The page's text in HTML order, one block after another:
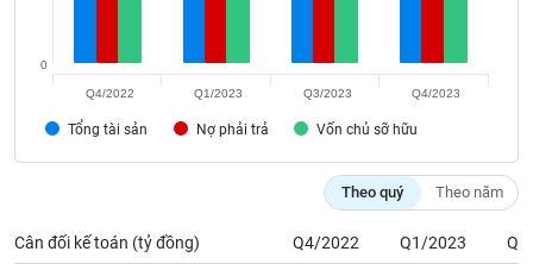
Tổng tài sản Nợ phải trả Vốn chủ sỡ hữu
0
Q4/2022 Q1/2023 Q3/2023 Q4/2023
Theo quý Theo năm
Cân đối kế toán (tỷ đồng) Q4/2022 Q1/2023
Báo
cáo
tích
ngữ
(-)